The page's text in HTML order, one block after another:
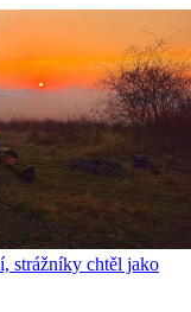
strážníky chtěl jako